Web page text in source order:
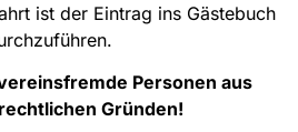
ist der Eintrag ins Gästebuch
Personen aus
Gründen!